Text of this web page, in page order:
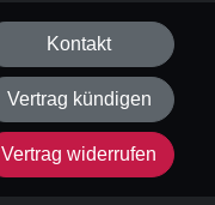
Kontakt
Vertrag kündigen
Vertrag widerrufen